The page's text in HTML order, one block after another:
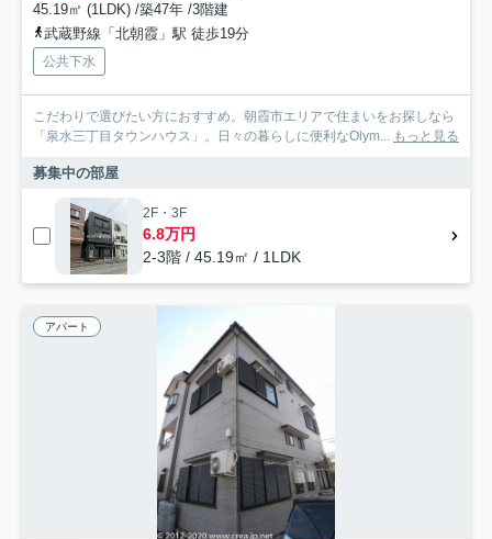
45.19㎡ (1LDK) /築47年 /3階建
武蔵野線「北朝霞」駅 徒歩19分
公共下水
こだわりで選びたい方におすすめ。朝霞市エリアで住まいをお探しなら
「泉水三丁目タウンハウス」。日々の暮らしに便利なOlym... もっと見る
募集中の部屋
2F・3F
6.8万円
2-3階 / 45.19㎡ / 1LDK
アパート